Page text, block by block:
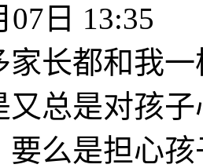
07日 13:35
家长都和我
又总是对孩
要么是担心